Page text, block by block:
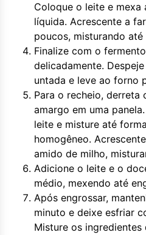
Coloque o leite e mexa
líquida. Acrescente a
poucos, misturando
Finalize com o
delicadamente.
untada e leve ao forno
Para o recheio, derreta
amargo em uma
leite e misture até
homogêneo.
amido de milho,
Adicione o leite e o
médio, mexendo até
Após engrossar,
minuto e deixe esfriar
Misture os